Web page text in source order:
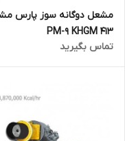
مشعل دوگانه سوز پارس
PM-9 KHGM 413
تماس بگیرید